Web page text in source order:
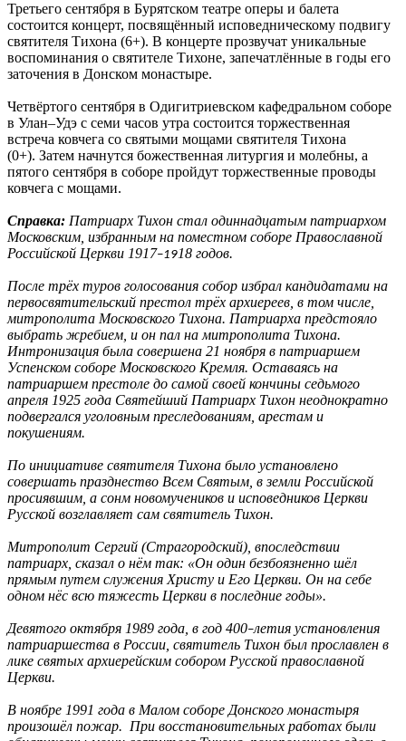
Третьего сентября в Бурятском театре оперы и балета
состоится концерт, посвящённый исповедническому подвигу
святителя Тихона (6+). В концерте прозвучат уникальные
воспоминания о святителе Тихоне, запечатлённые в годы его
заточения в Донском монастыре.
Четвёртого сентября в Одигитриевском кафедральном соборе
в Улан–Удэ с семи часов утра состоится торжественная
встреча ковчега со святыми мощами святителя Тихона
(0+). Затем начнутся божественная литургия и молебны, а
пятого сентября в соборе пройдут торжественные проводы
ковчега с мощами.
Справка: Патриарх Тихон стал одиннадцатым патриархом
Московским, избранным на поместном соборе Православной
Российской Церкви 1917–1918 годов.
После трёх туров голосования собор избрал кандидатами на
первосвятительский престол трёх архиереев, в том числе,
митрополита Московского Тихона. Патриарха предстояло
выбрать жребием, и он пал на митрополита Тихона.
Интронизация была совершена 21 ноября в патриаршем
Успенском соборе Московского Кремля. Оставаясь на
патриаршем престоле до самой своей кончины седьмого
апреля 1925 года Святейший Патриарх Тихон неоднократно
подвергался уголовным преследованиям, арестам и
покушениям.
По инициативе святителя Тихона было установлено
совершать празднество Всем Святым, в земли Российской
просиявшим, а сонм новомучеников и исповедников Церкви
Русской возглавляет сам святитель Тихон.
Митрополит Сергий (Страгородский), впоследствии
патриарх, сказал о нём так: «Он один безбоязненно шёл
прямым путем служения Христу и Его Церкви. Он на себе
одном нёс всю тяжесть Церкви в последние годы».
Девятого октября 1989 года, в год 400–летия установления
патриаршества в России, святитель Тихон был прославлен в
лике святых архиерейским собором Русской православной
Церкви.
В ноябре 1991 года в Малом соборе Донского монастыря
произошёл пожар. При восстановительных работах были